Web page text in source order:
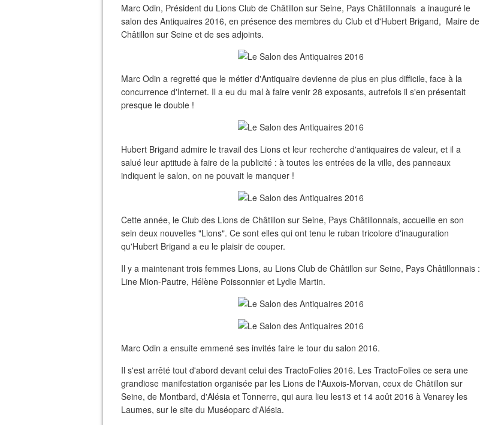
Marc Odin, Président du Lions Club de Châtillon sur Seine, Pays Châtillonnais a inauguré le
salon des Antiquaires 2016, en présence des membres du Club et d'Hubert Brigand, Maire de
Châtillon sur Seine et de ses adjoints.
Marc Odin a regretté que le métier d'Antiquaire devienne de plus en plus difficile, face à la
concurrence d'Internet. Il a eu du mal à faire venir 28 exposants, autrefois il s'en présentait
presque le double !
Hubert Brigand admire le travail des Lions et leur recherche d'antiquaires de valeur, et il a
salué leur aptitude à faire de la publicité : à toutes les entrées de la ville, des panneaux
indiquent le salon, on ne pouvait le manquer !
Cette année, le Club des Lions de Châtillon sur Seine, Pays Châtillonnais, accueille en son
sein deux nouvelles "Lions". Ce sont elles qui ont tenu le ruban tricolore d'inauguration
qu'Hubert Brigand a eu le plaisir de couper.
Il y a maintenant trois femmes Lions, au Lions Club de Châtillon sur Seine, Pays Châtillonnais :
Line Mion-Pautre, Hélène Poissonnier et Lydie Martin.
Marc Odin a ensuite emmené ses invités faire le tour du salon 2016.
Il s'est arrêté tout d'abord devant celui des TractoFolies 2016. Les TractoFolies ce sera une
grandiose manifestation organisée par les Lions de l'Auxois-Morvan, ceux de Châtillon sur
Seine, de Montbard, d'Alésia et Tonnerre, qui aura lieu les13 et 14 août 2016 à Venarey les
Laumes, sur le site du Muséoparc d'Alésia.